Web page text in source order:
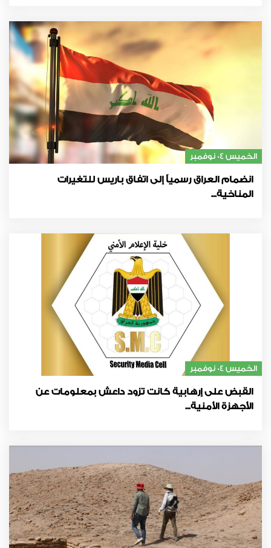
الخميس 04 نوفمبر
انضمام العراق رسمياً إلى اتفاق باريس للتغيرات
المناخية...
الخميس 04 نوفمبر
القبض على إرهابية كانت تزود داعش بمعلومات عن
الأجهزة الأمنية...